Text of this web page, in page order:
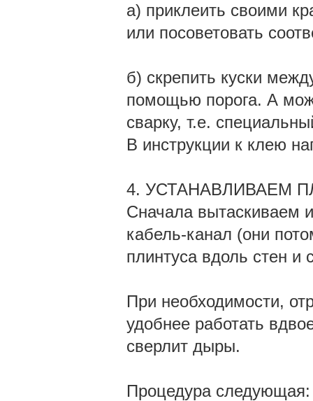
а) приклеить своими
или посоветовать
б) скрепить куски
помощью порога. А
сварку, т.е.
В инструкции к клею
4. УСТАНАВЛИВАЕМ
Сначала вытаскиваем
кабель-канал (они
плинтуса вдоль стен и
При необходимости,
удобнее работать
сверлит дыры.
Процедура следующая: